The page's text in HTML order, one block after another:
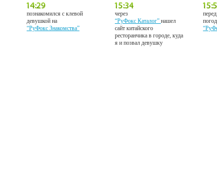
познакомился с клевой
девушкой на
“РуФокс Знакомства”
через
“РуФокс Каталог”нашел
сайт китайского
ресторанчика в городе, куда
я и позвал девушку